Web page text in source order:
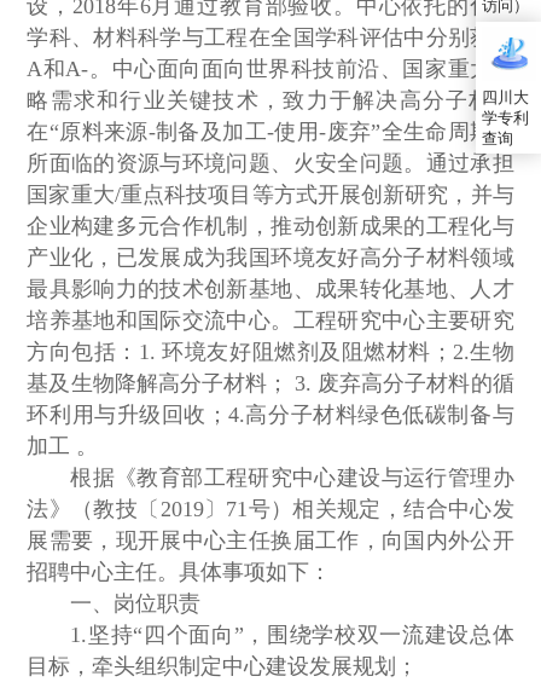
设，2018年6月通过教育部验收。中心依托的化学
学科、材料科学与工程在全国学科评估中分别获评
A和A-。中心面向面向世界科技前沿、国家重大战
略需求和行业关键技术，致力于解决高分子材料
在“原料来源-制备及加工-使用-废弃”全生命周期中
所面临的资源与环境问题、火安全问题。通过承担
国家重大/重点科技项目等方式开展创新研究，并与
企业构建多元合作机制，推动创新成果的工程化与
产业化，已发展成为我国环境友好高分子材料领域
最具影响力的技术创新基地、成果转化基地、人才
培养基地和国际交流中心。工程研究中心主要研究
方向包括：1. 环境友好阻燃剂及阻燃材料；2.生物
基及生物降解高分子材料； 3. 废弃高分子材料的循
环利用与升级回收；4.高分子材料绿色低碳制备与
加工 。
根据《教育部工程研究中心建设与运行管理办
法》（教技〔2019〕71号）相关规定，结合中心发
展需要，现开展中心主任换届工作，向国内外公开
招聘中心主任。具体事项如下：
一、岗位职责
1.坚持“四个面向”，围绕学校双一流建设总体
目标，牵头组织制定中心建设发展规划；
访问）
四川大
学专利
查询